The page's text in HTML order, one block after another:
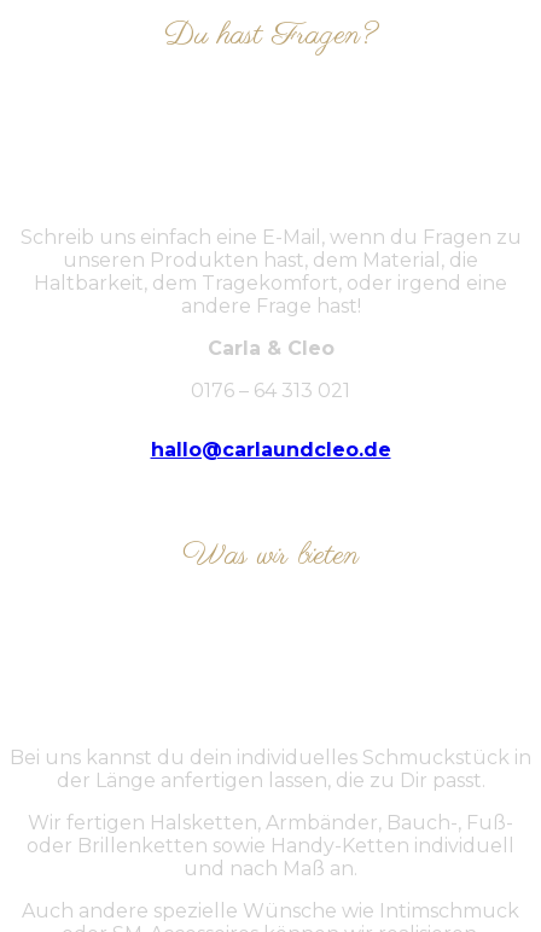
Du hast Fragen?
Schreib uns einfach eine E-Mail, wenn du Fragen zu
unseren Produkten hast, dem Material, die
Haltbarkeit, dem Tragekomfort, oder irgend eine
andere Frage hast!
Carla & Cleo
0176 – 64 313 021
hallo@carlaundcleo.de
Was wir bieten
Bei uns kannst du dein individuelles Schmuckstück in
der Länge anfertigen lassen, die zu Dir passt.
Wir fertigen Halsketten, Armbänder, Bauch-, Fuß-
oder Brillenketten sowie Handy-Ketten individuell
und nach Maß an.
Auch andere spezielle Wünsche wie Intimschmuck